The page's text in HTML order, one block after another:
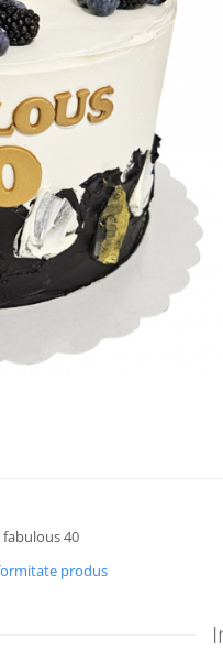
40
produs